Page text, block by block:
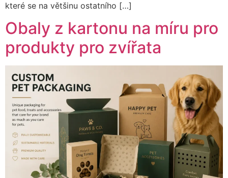
které se na většinu ostatního […]
Obaly z kartonu na míru pro
produkty pro zvířata